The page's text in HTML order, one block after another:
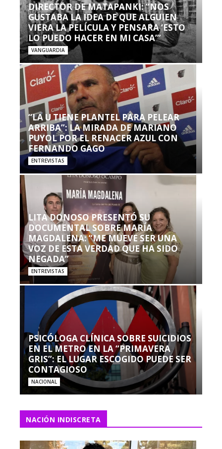
DIRECTOR DE MATAPANKI: “NOS
GUSTABA LA IDEA DE QUE ALGUIEN
VIERA LA PELÍCULA Y PENSARA ‘ESTO
LO PUEDO HACER EN MI CASA’”
VANGUARDIA
“LA U TIENE PLANTEL PARA PELEAR
ARRIBA”: LA MIRADA DE MARIANO
PUYOL POR EL RENACER AZUL CON
FERNANDO GAGO
ENTREVISTAS
LITA DONOSO PRESENTÓ SU
DOCUMENTAL SOBRE MARÍA
MAGDALENA: “ME MUEVE SER UNA
VOZ DE ESTA VERDAD QUE HA SIDO
NEGADA”
ENTREVISTAS
PSICÓLOGA CLÍNICA SOBRE SUICIDIOS
EN EL METRO EN LA “PRIMAVERA
GRIS”: EL LUGAR ESCOGIDO PUEDE SER
CONTAGIOSO
NACIONAL
NACIÓN INDISCRETA